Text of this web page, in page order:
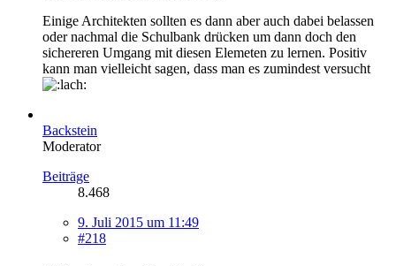
Einige Architekten sollten es dann aber auch dabei belassen
oder nachmal die Schulbank drücken um dann doch den
sichereren Umgang mit diesen Elemeten zu lernen. Positiv
kann man vielleicht sagen, dass man es zumindest versucht
Backstein
Moderator
Beiträge
8.468
9. Juli 2015 um 11:49
#218